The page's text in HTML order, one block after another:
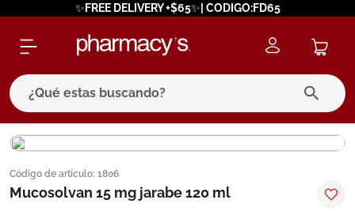
✨FREE DELIVERY +$65✨| CODIGO:FD65
¿Qué estas buscando?
Código de artículo: 1806
Mucosolvan 15 mg jarabe 120 ml
términos más buscados
1. eucerin
protector solar